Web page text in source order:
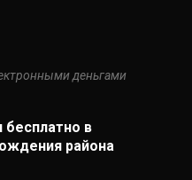
деньгами
бесплатно в
района